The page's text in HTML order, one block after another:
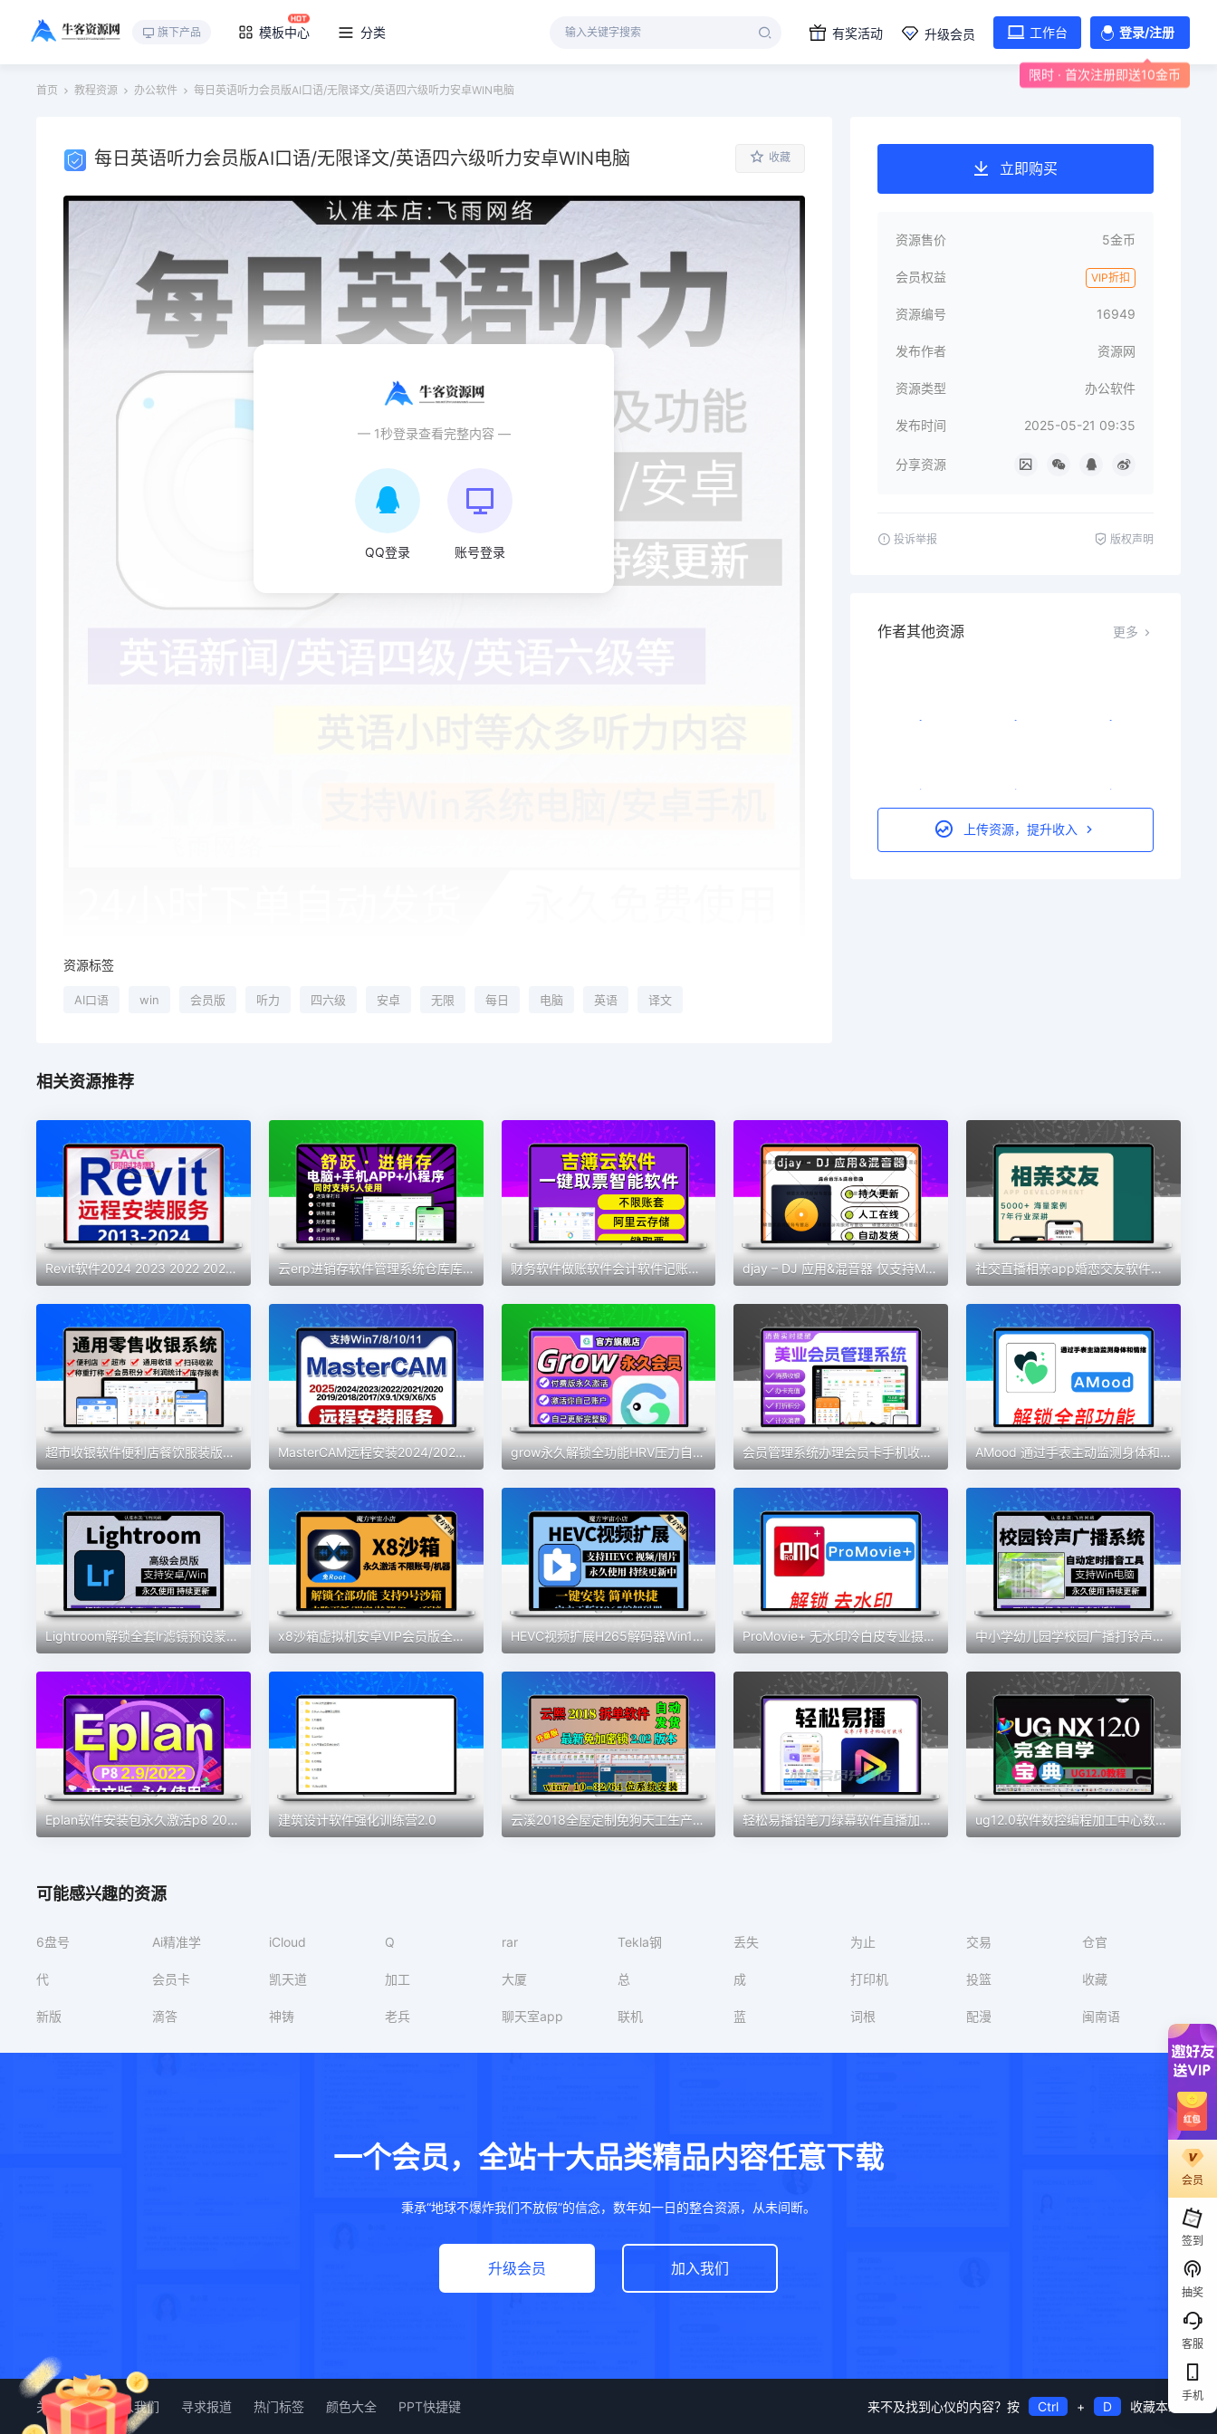
旗下产品 模板中心 分类 有奖活动 升级会员 工作台 登录/注册
限时 · 首次注册即送10金币
首页 教程资源 办公软件 每日英语听力会员版AI口语/无限译文/英语四六级听力安卓WIN电脑
每日英语听力会员版AI口语/无限译文/英语四六级听力安卓WIN电脑 收藏
— 1秒登录查看完整内容 —
QQ登录 账号登录
资源标签
AI口语 win 会员版 听力 四六级 安卓 无限 每日 电脑 英语 译文
立即购买
资源售价 5金币
会员权益 VIP折扣
资源编号 16949
发布作者 资源网
资源类型 办公软件
发布时间 2025-05-21 09:35
分享资源
投诉举报 版权声明
作者其他资源 更多
上传资源，提升收入
相关资源推荐
Revit软件2024 2023 2022 2021 2019 2018 2016BIM安装族库远程包 云erp进销存软件管理系统仓库库存管理系统送货单管理系统永久 财务软件做账软件会计软件记账软件财务系统会计神器新款财务软件 djay – DJ 应用&混音器 仅支持MAC 软件素材 社交直播相亲app婚恋交友软件开发定制视频交友一对一语音聊天室
超市收银软件便利店餐饮服装版收银系统会员管理手机版收银系统 MasterCAM远程安装2024/2025/2023/2022/21/2017X9/X5/v9.1MC软件 grow永久解锁全功能HRV压力自测习惯健康好伙伴素材 会员管理系统办理会员卡手机收银充值积分营销美发美甲美睫美容院 AMood 通过手表主动监测身体和情绪 自律 学习 软件素材
Lightroom解锁全套lr滤镜预设蒙版专业高级版安卓手机2025lr电脑 x8沙箱虚拟机安卓VIP会员版全功能版免root去广告支持安卓13系统 HEVC视频扩展H265解码器Win10插件MOV/HEIC图像HEIF安装编码工具 ProMovie+ 无水印冷白皮专业摄像机录音曝光对焦4K拍摄素材包更新 中小学幼儿园学校园广播打铃声工具定时播放智能系统自动上下课音
Eplan软件安装包永久激活p8 2022电气设计绘图软件eplan远程安装 建筑设计软件强化训练营2.0 云溪2018全屋定制免狗天工生产免锁云熙拆单软件柜体橱柜排版2021 轻松易播铅笔刀绿幕软件直播加加魔盒同款绿幕直播间会员权益 ug12.0软件数控编程加工中心数控自学建模全套教程从入门到精通
可能感兴趣的资源
6盘号 Ai精准学 iCloud Q rar Tekla钢 丢失 为止 交易 仓官
代 会员卡 凯天道 加工 大厦 总 成 打印机 投篮 收藏
新版 滴答 神铸 老兵 聊天室app 联机 蓝 词根 配漫 闽南语
一个会员，全站十大品类精品内容任意下载
秉承“地球不爆炸我们不放假”的信念，数年如一日的整合资源，从未间断。
升级会员 加入我们
关于我们 加入我们 寻求报道 热门标签 颜色大全 PPT快捷键 来不及找到心仪的内容？按 Ctrl + D 收藏本站
会员
签到
抽奖
客服
手机